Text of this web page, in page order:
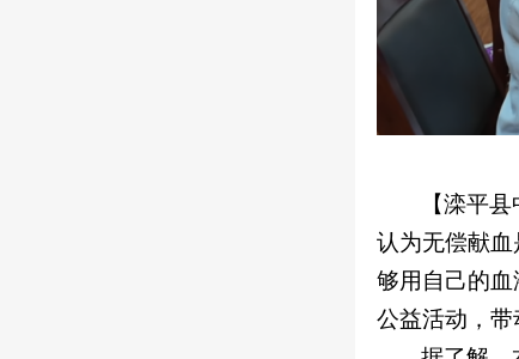
【滦平
认为无偿献
够用自己的
公益活动，带